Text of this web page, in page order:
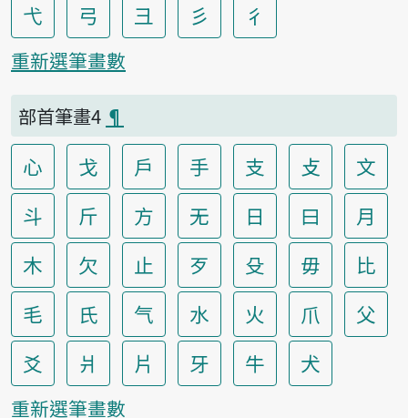
弋
弓 彐 彡 彳
重新選筆畫數
部首筆畫4 ¶
心 戈 戶 手 支 攴
文
斗
斤 方 无 日 曰
月
木
欠 止 歹 殳 毋
比
毛
氏 气 水 火 爪
父
爻
爿 片 牙 牛 犬
重新選筆畫數